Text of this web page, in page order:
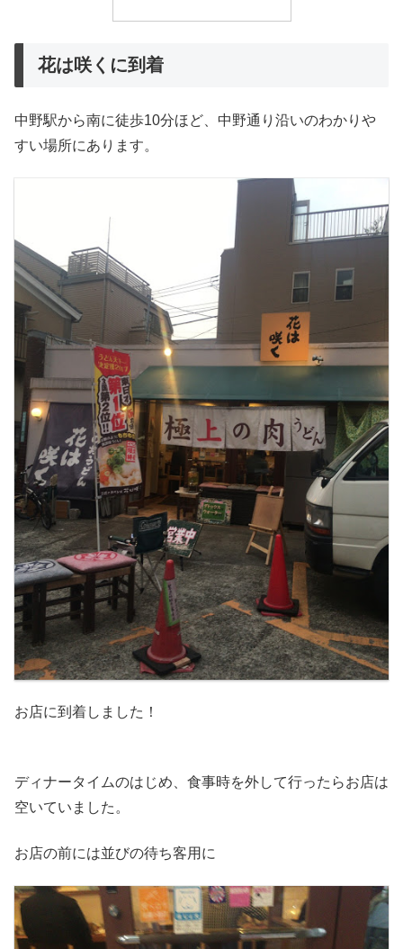
花は咲くに到着
中野駅から南に徒歩10分ほど、中野通り沿いのわかりや
すい場所にあります。
お店に到着しました！
ディナータイムのはじめ、食事時を外して行ったらお店は
空いていました。
お店の前には並びの待ち客用に